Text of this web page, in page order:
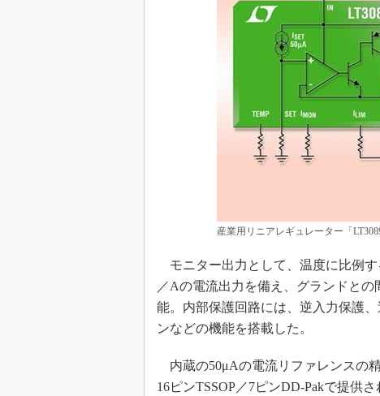
IoT時代の無線規格を知る【Z-
編】
産業用リニアレギュレーター「LT3089
モニター出力として、温度に比例
／Aの電流出力を備え、グランドと
能。内部保護回路には、逆入力保護
ンなどの機能を搭載した。
内蔵の50μAの電流リファレンスの
16ピンTSSOP／7ピンDD-Pakで提供